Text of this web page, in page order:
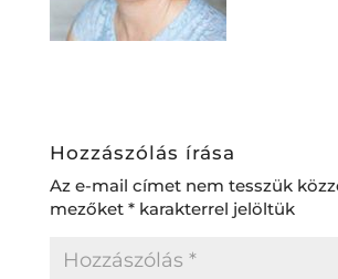
Hozzászólás írása
Az e-mail címet nem tesszük
mezőket *karakterrel jelöltük